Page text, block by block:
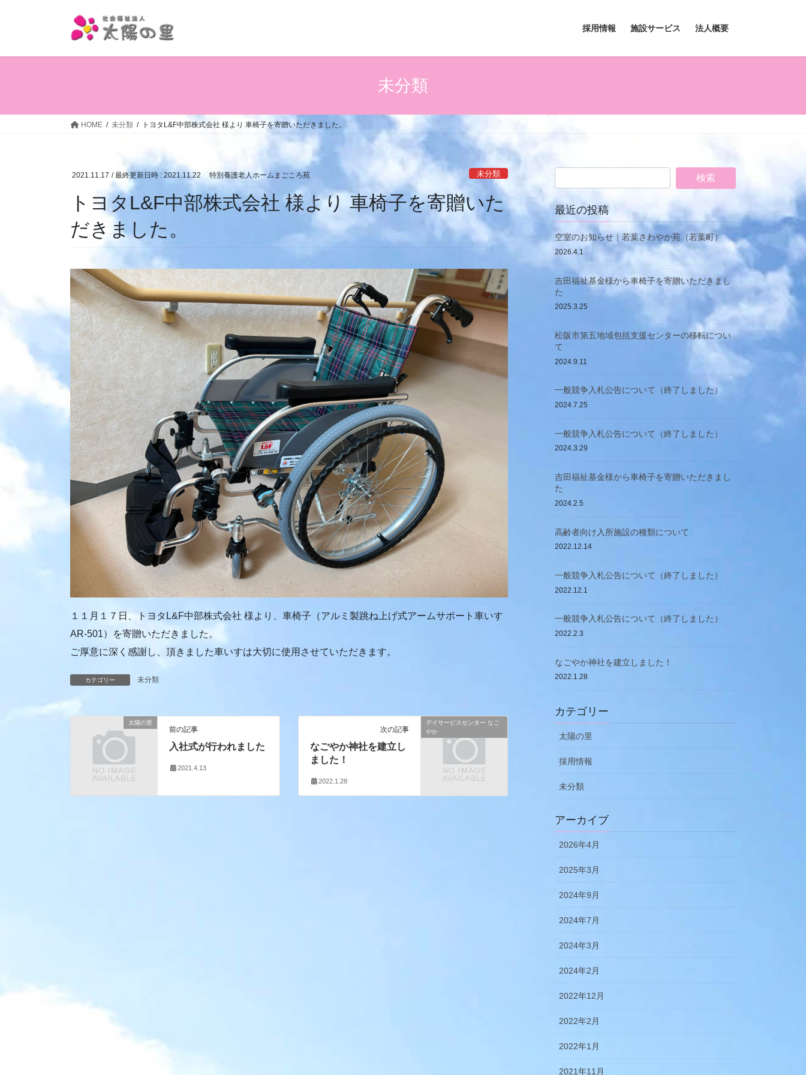
採用情報 施設サービス 法人概要
未分類
HOME 未分類 トヨタL&F中部株式会社 様より 車椅子を寄贈いただきました。
2021.11.17 / 最終更新日時 : 2021.11.22 特別養護老人ホームまごころ苑 未分類
トヨタL&F中部株式会社 様より 車椅子を寄贈いた
だきました。
１１月１７日、トヨタL&F中部株式会社 様より、車椅子（アルミ製跳ね上げ式アームサポート車いす
AR-501）を寄贈いただきました。
ご厚意に深く感謝し、頂きました車いすは大切に使用させていただきます。
カテゴリー 未分類
太陽の里
前の記事
入社式が行われました
2021.4.13
デイサービスセンター なご
やか
次の記事
なごやか神社を建立し
ました！
2022.1.28
最近の投稿
空室のお知らせ｜若葉さわやか苑（若葉町）
2026.4.1
吉田福祉基金様から車椅子を寄贈いただきまし
た
2025.3.25
松阪市第五地域包括支援センターの移転につい
て
2024.9.11
一般競争入札公告について（終了しました）
2024.7.25
一般競争入札公告について（終了しました）
2024.3.29
吉田福祉基金様から車椅子を寄贈いただきまし
た
2024.2.5
高齢者向け入所施設の種類について
2022.12.14
一般競争入札公告について（終了しました）
2022.12.1
一般競争入札公告について（終了しました）
2022.2.3
なごやか神社を建立しました！
2022.1.28
カテゴリー
太陽の里
採用情報
未分類
アーカイブ
2026年4月
2025年3月
2024年9月
2024年7月
2024年3月
2024年2月
2022年12月
2022年2月
2022年1月
2021年11月